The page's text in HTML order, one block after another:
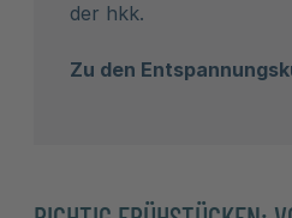
der hkk.
Zu den